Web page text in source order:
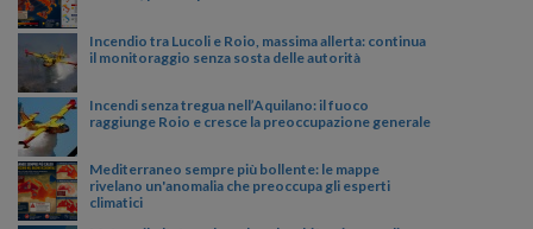
Incendio tra Lucoli e Roio, massima allerta: continua
il monitoraggio senza sosta delle autorità
Incendi senza tregua nell’Aquilano: il fuoco
raggiunge Roio e cresce la preoccupazione generale
Mediterraneo sempre più bollente: le mappe
rivelano un'anomalia che preoccupa gli esperti
climatici